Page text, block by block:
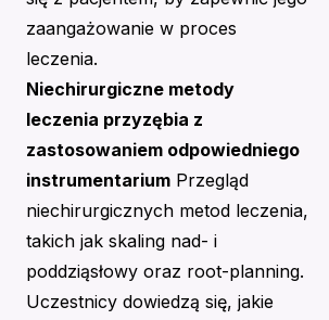
zaangażowanie w proces
leczenia.
Niechirurgiczne metody
leczenia przyzębia z
zastosowaniem odpowiedniego
instrumentarium Przegląd
niechirurgicznych metod leczenia,
takich jak skaling nad- i
poddziąsłowy oraz root-planning.
Uczestnicy dowiedzą się, jakie